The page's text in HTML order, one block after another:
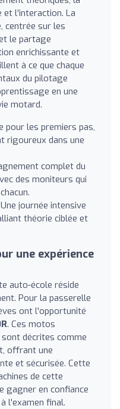
et l'interaction. La
centrée sur les
le partage
enrichissante et
à ce que chaque
du pilotage
en une
motard.
pour les premiers pas,
rigoureux dans une
complet du
des moniteurs qui
Une journée intensive
théorie ciblée et
une expérience
auto-école réside
Pour la passerelle
ont l'opportunité
. Ces motos
décrites comme
offrant une
et sécurisée. Cette
de cette
gagner en confiance
l'examen final.